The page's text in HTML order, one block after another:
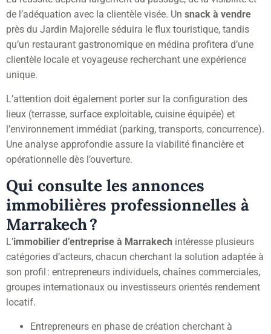
de l’adéquation avec la clientèle visée. Un snack à vendre
près du Jardin Majorelle séduira le flux touristique, tandis
qu’un restaurant gastronomique en médina profitera d’une
clientèle locale et voyageuse recherchant une expérience
unique.
L’attention doit également porter sur la configuration des
lieux (terrasse, surface exploitable, cuisine équipée) et
l’environnement immédiat (parking, transports, concurrence).
Une analyse approfondie assure la viabilité financière et
opérationnelle dès l’ouverture.
Qui consulte les annonces
immobilières professionnelles à
Marrakech ?
L’immobilier d’entreprise à Marrakech intéresse plusieurs
catégories d’acteurs, chacun cherchant la solution adaptée à
son profil : entrepreneurs individuels, chaînes commerciales,
groupes internationaux ou investisseurs orientés rendement
locatif.
Entrepreneurs en phase de création cherchant à